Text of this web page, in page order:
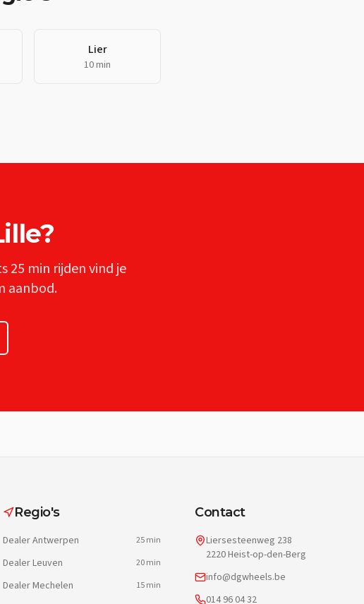
Lier
10 min
?
25 min rijden vind je
aanbod.
Regio's
DealerAntwerpen 25 min
DealerLeuven 20 min
DealerMechelen 15 min
Contact
Liersesteenweg 238
2220 Heist-op-den-Berg
info@dgwheels.be
014 96 04 32